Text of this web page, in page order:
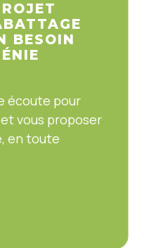
BESOIN
écoute pour
vous proposer
en toute